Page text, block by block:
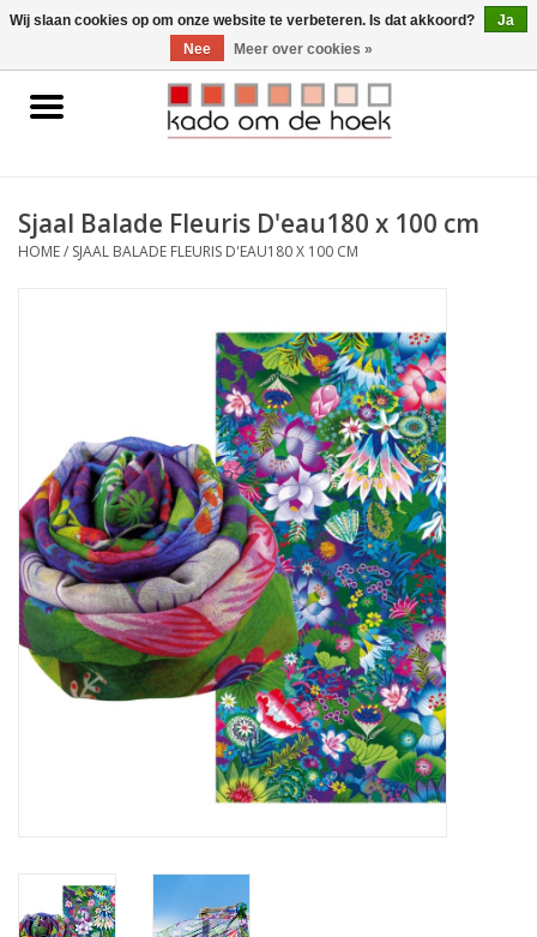
0 Artikelen - €0,00
Home
Gadgets
Pylones
Sjaal Balade Fleuris D'eau180 x 100 cm
HOME/ SJAAL BALADE FLEURIS D'EAU180 X 100 CM
Wij slaan cookies op om onze website te verbeteren. Is dat akkoord?
Ja
Nee
Meer over cookies »